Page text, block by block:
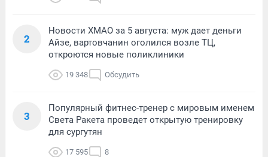
2
Новости ХМАО за 5 августа: муж дает деньги
Айзе, вартовчанин оголился возле ТЦ,
откроются новые поликлиники
19 348 Обсудить
3
Популярный фитнес-тренер с мировым именем
Света Ракета проведет открытую тренировку
для сургутян
17 595 8